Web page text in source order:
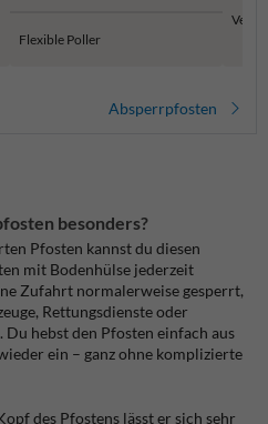
Flexible Poller
Absperrpfosten
besonders?
Pfosten kannst du diesen
mit Bodenhülse jederzeit
Zufahrt normalerweise gesperrt,
Rettungsdienste oder
hebst den Pfosten einfach aus
ein – ganz ohne komplizierte
des Pfostens lässt er sich sehr